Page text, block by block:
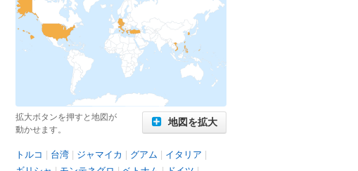
拡大ボタンを押すと地図が
動かせます。
地図を拡大
トルコ | 台湾 | ジャマイカ | グアム | イタリア |